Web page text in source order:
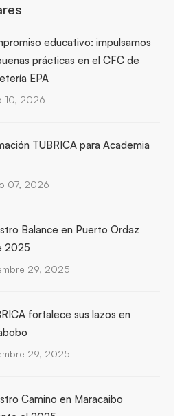
educativo: impulsamos
prácticas en el CFC de
EPA
10, 2026
TUBRICA para Academia
07, 2026
Balance en Puerto Ordaz
2025
29, 2025
fortalece sus lazos en
29, 2025
Camino en Maracaibo